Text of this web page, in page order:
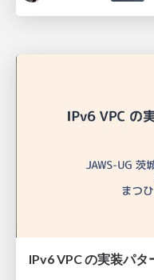
IPv6 VPC の実装パ